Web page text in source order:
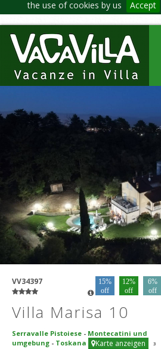
the use of cookies by us Accept
VV34397
15%
off
12%
off
6%
off
Villa Marisa 10
Serravalle Pistoiese - Montecatini und
umgebung - Toskana Karte anzeigen 3